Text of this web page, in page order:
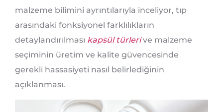
malzeme bilimini ayrıntılarıyla inceliyor, tıp
arasındaki fonksiyonel farklılıkların
detaylandırılması kapsül türlerive malzeme
seçiminin üretim ve kalite güvencesinde
gerekli hassasiyeti nasıl belirlediğinin
açıklanması.